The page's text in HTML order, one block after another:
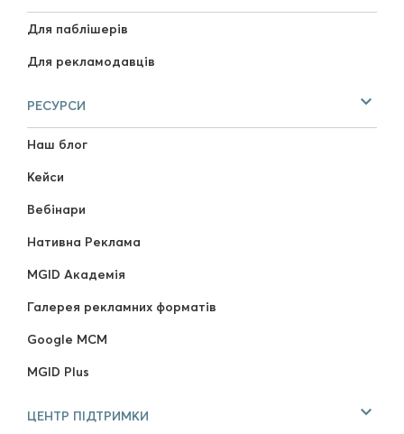
Для паблішерів
Для рекламодавців
РЕСУРСИ
Наш блог
Кейси
Вебінари
Нативна Реклама
MGID Академія
Галерея рекламних форматів
Google MCM
MGID Plus
ЦЕНТР ПІДТРИМКИ